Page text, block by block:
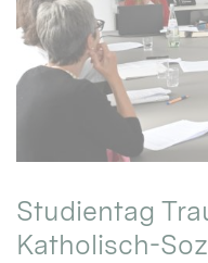
Studientag
Katholisch-